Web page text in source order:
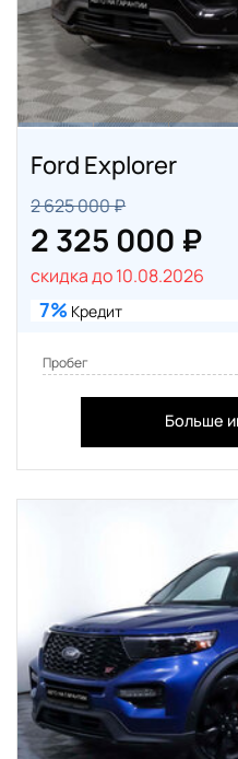
Ford Explorer
2 625 000 ₽
2 325 000 ₽
скидка до 10.08.2026
7% Кредит
Пробег
Больше